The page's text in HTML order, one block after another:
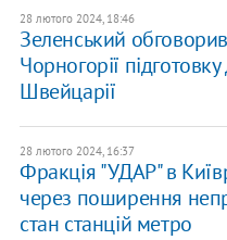
28 лютого 2024, 18:46
Зеленський
Чорногорії
Швейцарії
28 лютого 2024, 16:37
Фракція "УДАР" в
через поширення
стан станцій метро